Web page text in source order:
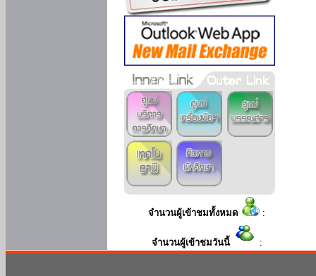
จำนวนผู้เข้าชมทั้งหมด :
จำนวนผู้เข้าชมวันนี้ :